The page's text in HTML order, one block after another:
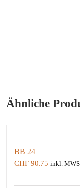
Ähnliche
BB 24
CHF90.75 inkl.